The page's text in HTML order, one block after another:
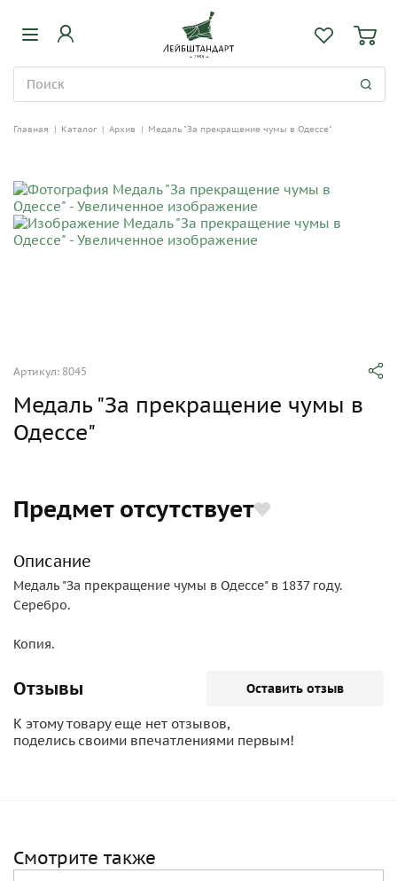
Главная | Каталог | Архив | Медаль "За прекращение чумы в Одессе"
Артикул: 8045
Медаль "За прекращение чумы в
Одессе"
Предмет отсутствует
Описание
Медаль "За прекращение чумы в Одессе" в 1837 году.
Серебро.
Копия.
Отзывы Оставить отзыв
К этому товару еще нет отзывов,
поделись своими впечатлениями первым!
Смотрите также